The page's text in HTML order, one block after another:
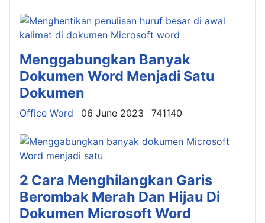
Menggabungkan Banyak
Dokumen Word Menjadi Satu
Dokumen
Details
Office Word 06 June 2023 741140
2 Cara Menghilangkan Garis
Berombak Merah Dan Hijau Di
Dokumen Microsoft Word